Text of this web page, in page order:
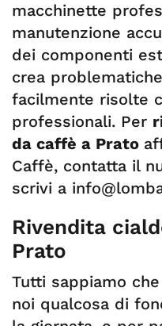
macchinette
manutenzione
dei componenti
crea
facilmente risolte
professionali. Per
da caffè a Prato
Caffè, contatta il
scrivi a
Rivendita
Prato
Tutti sappiamo
noi qualcosa di